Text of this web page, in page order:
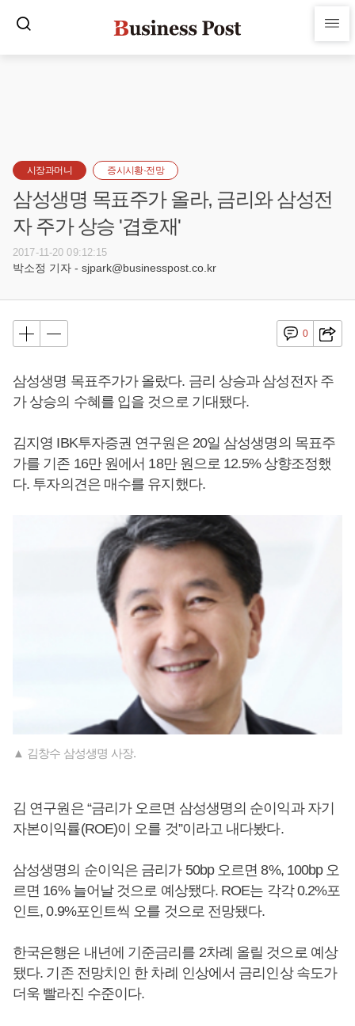
시장과머니 증시시황·전망
삼성생명 목표주가 올라, 금리와 삼성전
자 주가 상승 '겹호재'
2017-11-20 09:12:15
박소정 기자 - sjpark@businesspost.co.kr
0
삼성생명 목표주가가 올랐다. 금리 상승과 삼성전자 주
가 상승의 수혜를 입을 것으로 기대됐다.
김지영 IBK투자증권 연구원은 20일 삼성생명의 목표주
가를 기존 16만 원에서 18만 원으로 12.5% 상향조정했
다. 투자의견은 매수를 유지했다.
▲ 김창수 삼성생명 사장.
김 연구원은 “금리가 오르면 삼성생명의 순이익과 자기
자본이익률(ROE)이 오를 것”이라고 내다봤다.
삼성생명의 순이익은 금리가 50bp 오르면 8%, 100bp 오
르면 16% 늘어날 것으로 예상됐다. ROE는 각각 0.2%포
인트, 0.9%포인트씩 오를 것으로 전망됐다.
한국은행은 내년에 기준금리를 2차례 올릴 것으로 예상
됐다. 기존 전망치인 한 차례 인상에서 금리인상 속도가
더욱 빨라진 수준이다.